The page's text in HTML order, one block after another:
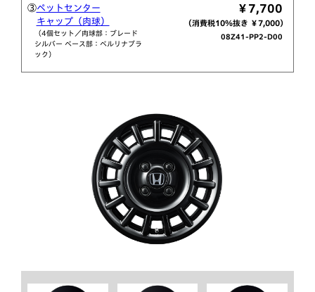
③ペットセンター
キャップ（肉球）
（4個セット／肉球部：ブレード
シルバー ベース部：ベルリナブラ
ック）
￥7,700
（消費税10％抜き ￥7,000）
08Z41-PP2-D00